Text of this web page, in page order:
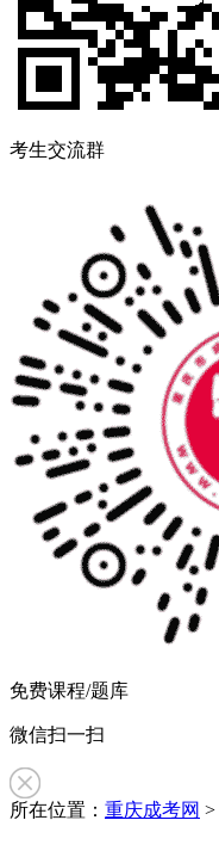
考生交流群
免费课程/题库
微信扫一扫
所在位置： 重庆成考网 >